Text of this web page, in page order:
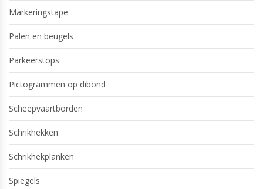
Markeringstape
Palen en beugels
Parkeerstops
Pictogrammen op dibond
Scheepvaartborden
Schrikhekken
Schrikhekplanken
Spiegels